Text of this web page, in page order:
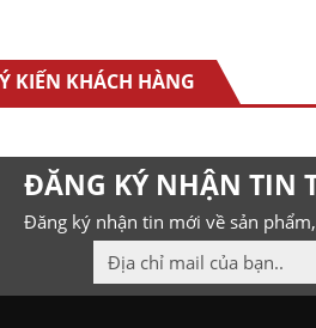
Ý KIẾN KHÁCH HÀNG
ĐĂNG KÝ NHẬN TIN
Đăng ký nhận tin mới về sản